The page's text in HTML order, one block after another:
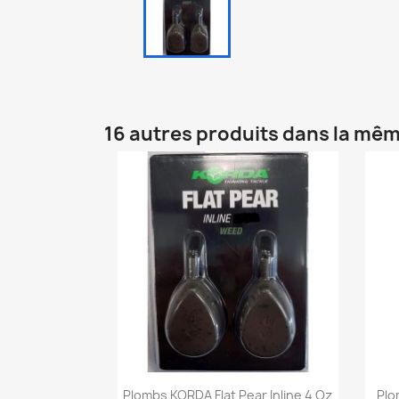
16 autres produits dans la
Aperçu rapide
Plombs KORDA Flat Pear Inline 4 Oz